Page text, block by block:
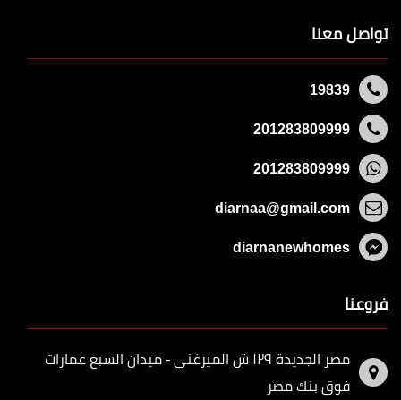
تواصل معنا
19839
201283809999
201283809999
diarnaa@gmail.com
diarnanewhomes
فروعنا
مصر الجديدة ١٢٩ ش الميرغني - ميدان السبع عمارات
فوق بنك مصر